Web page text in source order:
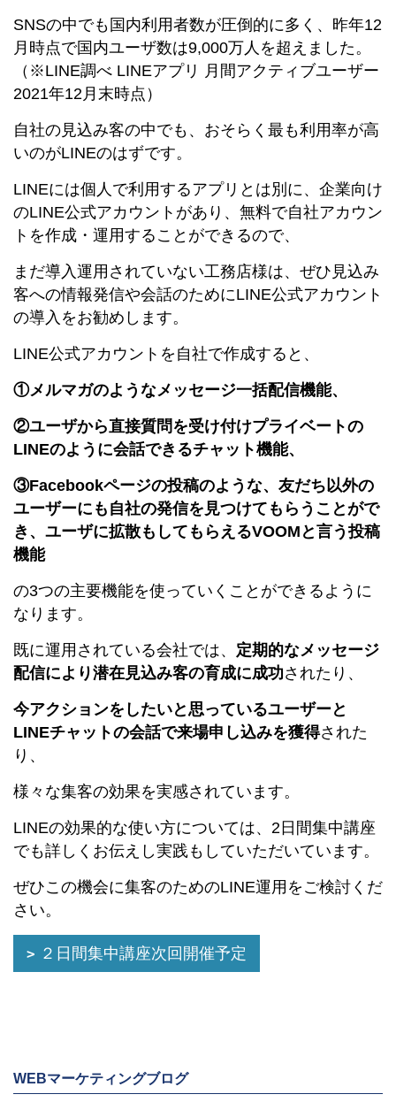
SNSの中でも国内利用者数が圧倒的に多く、昨年12
月時点で国内ユーザ数は9,000万人を超えました。
（※LINE調べ LINEアプリ ⽉間アクティブユーザー
2021年12⽉末時点）
自社の見込み客の中でも、おそらく最も利用率が高
いのがLINEのはずです。
LINEには個人で利用するアプリとは別に、企業向け
のLINE公式アカウントがあり、無料で自社アカウン
トを作成・運用することができるので、
まだ導入運用されていない工務店様は、ぜひ見込み
客への情報発信や会話のためにLINE公式アカウント
の導入をお勧めします。
LINE公式アカウントを自社で作成すると、
①メルマガのようなメッセージ一括配信機能、
②ユーザから直接質問を受け付けプライベートの
LINEのように会話できるチャット機能、
③Facebookページの投稿のような、友だち以外の
ユーザーにも自社の発信を見つけてもらうことがで
き、ユーザに拡散もしてもらえるVOOMと言う投稿
機能
の3つの主要機能を使っていくことができるように
なります。
既に運用されている会社では、 定期的なメッセージ
配信により潜在見込み客の育成に成功されたり、
今アクションをしたいと思っているユーザーと
LINEチャットの会話で来場申し込みを獲得された
り、
様々な集客の効果を実感されています。
LINEの効果的な使い方については、2日間集中講座
でも詳しくお伝えし実践もしていただいています。
ぜひこの機会に集客のためのLINE運用をご検討くだ
さい。
２日間集中講座次回開催予定
WEBマーケティングブログ